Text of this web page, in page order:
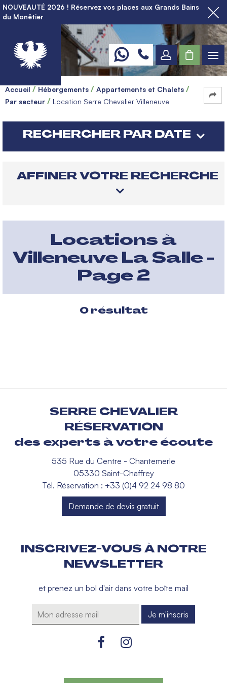
NOUVEAUTÉ 2026 ! Réservez vos places aux Grands Bains
du Monêtier
Accueil Hébergements
Appartements et Chalets
Par secteur
Location Serre Chevalier Villeneuve
RECHERCHER PAR DATE
AFFINER VOTRE RECHERCHE
Locations à
Villeneuve La Salle -
Page 2
0résultat
SERRE CHEVALIER
RÉSERVATION
des experts à votre écoute
535 Rue du Centre - Chantemerle
05330 Saint-Chaffrey
Tél. Réservation : +33 (0)4 92 24 98 80
Demande de devis gratuit
INSCRIVEZ-VOUS À NOTRE
NEWSLETTER
et prenez un bol d'air dans votre boîte mail